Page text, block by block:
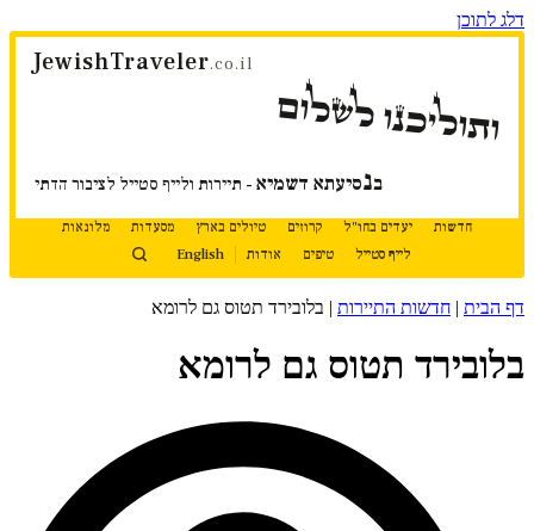
דלג לתוכן
JewishTraveler.co.il
ותוליכנו לשלום
בנסיעתא דשמיא - תיירות ולייף סטייל לציבור הדתי
חדשות יעדים בחו"ל קרוזים טיולים בארץ מסעדות
מלונאות
לייף סטייל
טיפים אודות English
דף הבית | חדשות התיירות | בלובירד תטוס גם לרומא
בלובירד תטוס גם לרומא